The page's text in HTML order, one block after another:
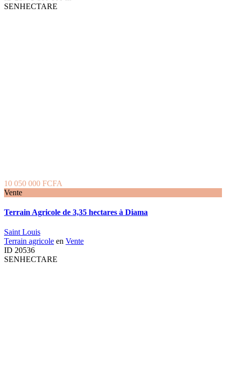
SENHECTARE
10 050 000 FCFA
Vente
Terrain Agricole de 3,35 hectares à Diama
Saint Louis
Terrain agricole en Vente
ID 20536
SENHECTARE